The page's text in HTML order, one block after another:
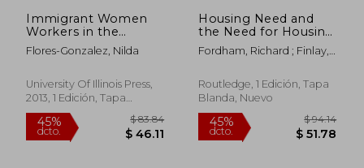
45% 45%
Immigrant Women
Workers in the
Neoliberal age (en
Inglés)
Flores-Gonzalez, Nilda
University Of Illinois Press,
2013, 1 Edición, Tapa
Blanda, Nuevo
Housing Need and
the Need for Housing
(en Inglés)
Fordham, Richard ; Finlay,
Routledge, 1 Edición, Tapa
Blanda, Nuevo